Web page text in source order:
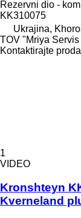
Rezervni dio -
KK310075
Ukrajina,
TOV "Mriya
Kontaktirajte
1
VIDEO
Kronshteyn
Kverneland